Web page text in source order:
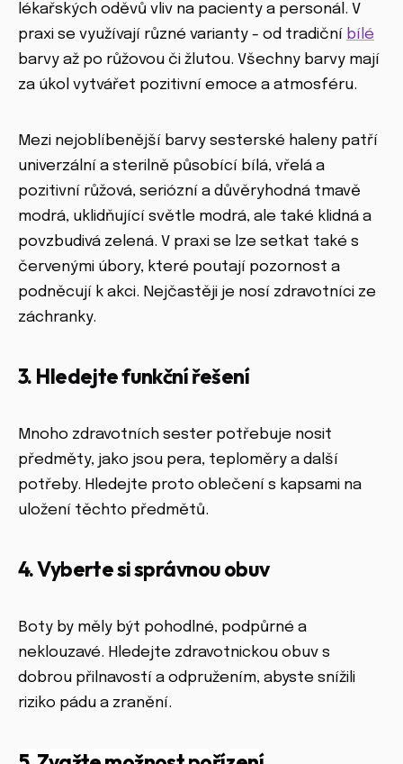
lékařských oděvů vliv na pacienty a personál. V
praxi se využívají různé varianty - od tradiční bílé
barvy až po růžovou či žlutou. Všechny barvy mají
za úkol vytvářet pozitivní emoce a atmosféru.
Mezi nejoblíbenější barvy sesterské haleny patří
univerzální a sterilně působící bílá, vřelá a
pozitivní růžová, seriózní a důvěryhodná tmavě
modrá, uklidňující světle modrá, ale také klidná a
povzbudivá zelená. V praxi se lze setkat také s
červenými úbory, které poutají pozornost a
podněcují k akci. Nejčastěji je nosí zdravotníci ze
záchranky.
3. Hledejte funkční řešení
Mnoho zdravotních sester potřebuje nosit
předměty, jako jsou pera, teploměry a další
potřeby. Hledejte proto oblečení s kapsami na
uložení těchto předmětů.
4. Vyberte si správnou obuv
Boty by měly být pohodlné, podpůrné a
neklouzavé. Hledejte zdravotnickou obuv s
dobrou přilnavostí a odpružením, abyste snížili
riziko pádu a zranění.